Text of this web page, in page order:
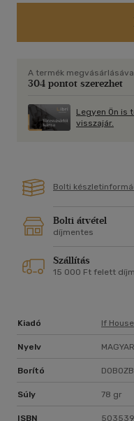
dioptriaértékekben
14139:2010 európai
o 3 pár azonos dioptriájú
o Egy keretstílus, három
o Kiváló minőségű
o Praktikus megoldás
o Megfelel az EN
A termék
304 pontot szerezhet
Legyen Ön is
visszajár.
Bolti
Bolti átvétel
díjmentes
Szállítás
15 000 Ft felett
Kiadó If House
Nyelv MAGYAR
Borító
Súly 78 gr
ISBN